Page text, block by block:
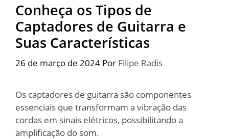
Conheça os Tipos de
Captadores de Guitarra e
Suas Características
26 de março de 2024 Por Filipe Radis
Os captadores de guitarra são componentes
essenciais que transformam a vibração das
cordas em sinais elétricos, possibilitando a
amplificação do som.